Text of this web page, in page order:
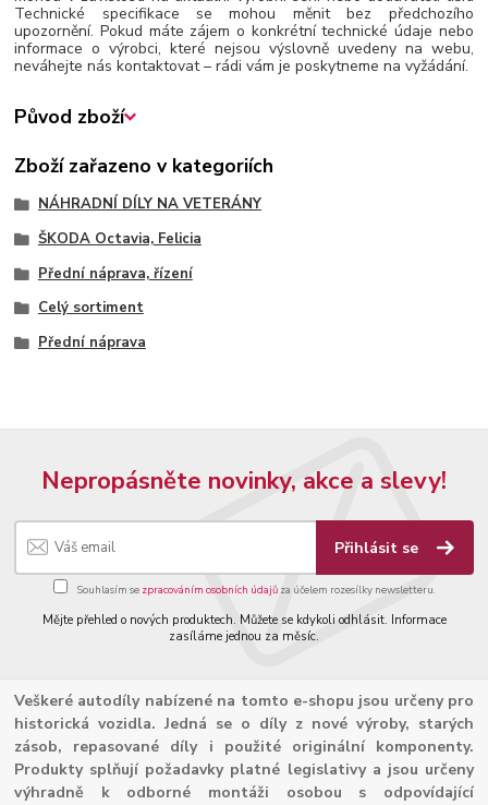
Technické specifikace se mohou měnit bez předchozího
upozornění. Pokud máte zájem o konkrétní technické údaje nebo
informace o výrobci, které nejsou výslovně uvedeny na webu,
neváhejte nás kontaktovat – rádi vám je poskytneme na vyžádání.
Původ zboží
Zboží zařazeno v kategoriích
NÁHRADNÍ DÍLY NA VETERÁNY
ŠKODA Octavia, Felicia
Přední náprava, řízení
Celý sortiment
Přední náprava
Nepropásněte novinky, akce a slevy!
Přihlásit se
Souhlasím se zpracováním osobních údajůza účelem rozesílky newsletteru.
Mějte přehled o nových produktech. Můžete se kdykoli odhlásit. Informace
zasíláme jednou za měsíc.
Veškeré autodíly nabízené na tomto e-shopu jsou určeny pro
historická vozidla. Jedná se o díly z nové výroby, starých
zásob, repasované díly i použité originální komponenty.
Produkty splňují požadavky platné legislativy a jsou určeny
výhradně k odborné montáži osobou s odpovídající